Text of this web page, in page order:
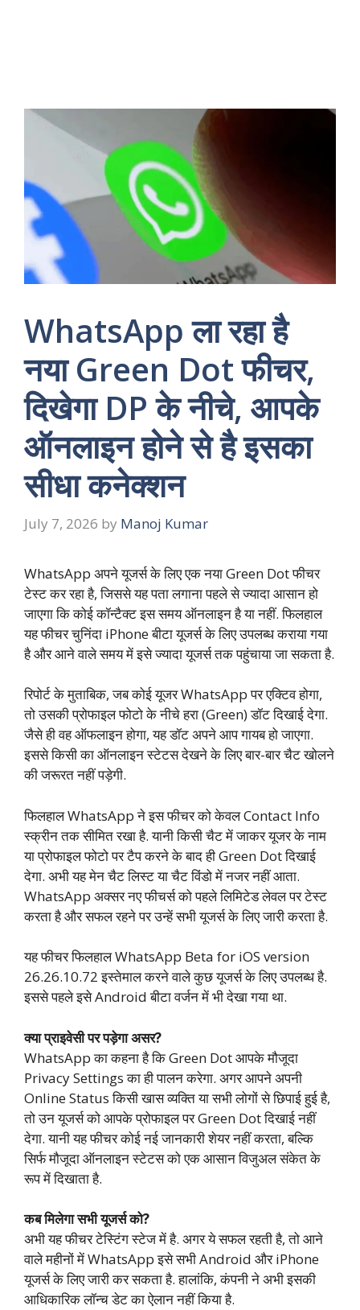
WhatsApp ला रहा है
नया Green Dot फीचर,
दिखेगा DP के नीचे, आपके
ऑनलाइन होने से है इसका
सीधा कनेक्शन
July 7, 2026 by Manoj Kumar
WhatsApp अपने यूजर्स के लिए एक नया Green Dot फीचर
टेस्ट कर रहा है, जिससे यह पता लगाना पहले से ज्यादा आसान हो
जाएगा कि कोई कॉन्टैक्ट इस समय ऑनलाइन है या नहीं. फिलहाल
यह फीचर चुनिंदा iPhone बीटा यूजर्स के लिए उपलब्ध कराया गया
है और आने वाले समय में इसे ज्यादा यूजर्स तक पहुंचाया जा सकता है.
रिपोर्ट के मुताबिक, जब कोई यूजर WhatsApp पर एक्टिव होगा,
तो उसकी प्रोफाइल फोटो के नीचे हरा (Green) डॉट दिखाई देगा.
जैसे ही वह ऑफलाइन होगा, यह डॉट अपने आप गायब हो जाएगा.
इससे किसी का ऑनलाइन स्टेटस देखने के लिए बार-बार चैट खोलने
की जरूरत नहीं पड़ेगी.
फिलहाल WhatsApp ने इस फीचर को केवल Contact Info
स्क्रीन तक सीमित रखा है. यानी किसी चैट में जाकर यूजर के नाम
या प्रोफाइल फोटो पर टैप करने के बाद ही Green Dot दिखाई
देगा. अभी यह मेन चैट लिस्ट या चैट विंडो में नजर नहीं आता.
WhatsApp अक्सर नए फीचर्स को पहले लिमिटेड लेवल पर टेस्ट
करता है और सफल रहने पर उन्हें सभी यूजर्स के लिए जारी करता है.
यह फीचर फिलहाल WhatsApp Beta for iOS version
26.26.10.72 इस्तेमाल करने वाले कुछ यूजर्स के लिए उपलब्ध है.
इससे पहले इसे Android बीटा वर्जन में भी देखा गया था.
क्या प्राइवेसी पर पड़ेगा असर?
WhatsApp का कहना है कि Green Dot आपके मौजूदा
Privacy Settings का ही पालन करेगा. अगर आपने अपनी
Online Status किसी खास व्यक्ति या सभी लोगों से छिपाई हुई है,
तो उन यूजर्स को आपके प्रोफाइल पर Green Dot दिखाई नहीं
देगा. यानी यह फीचर कोई नई जानकारी शेयर नहीं करता, बल्कि
सिर्फ मौजूदा ऑनलाइन स्टेटस को एक आसान विजुअल संकेत के
रूप में दिखाता है.
कब मिलेगा सभी यूजर्स को?
अभी यह फीचर टेस्टिंग स्टेज में है. अगर ये सफल रहती है, तो आने
वाले महीनों में WhatsApp इसे सभी Android और iPhone
यूजर्स के लिए जारी कर सकता है. हालांकि, कंपनी ने अभी इसकी
आधिकारिक लॉन्च डेट का ऐलान नहीं किया है.